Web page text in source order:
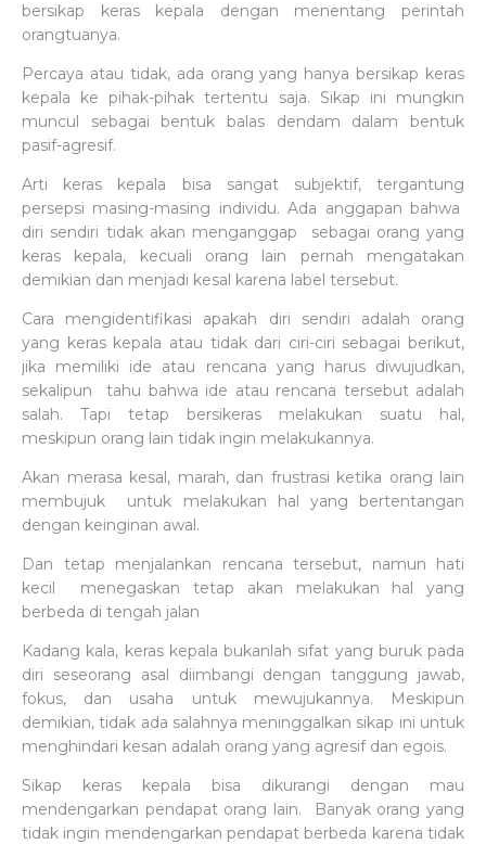
bersikap keras kepala dengan menentang perintah
orangtuanya.
Percaya atau tidak, ada orang yang hanya bersikap keras
kepala ke pihak-pihak tertentu saja. Sikap ini mungkin
muncul sebagai bentuk balas dendam dalam bentuk
pasif-agresif.
Arti keras kepala bisa sangat subjektif, tergantung
persepsi masing-masing individu. Ada anggapan bahwa
diri sendiri tidak akan menganggap sebagai orang yang
keras kepala, kecuali orang lain pernah mengatakan
demikian dan menjadi kesal karena label tersebut.
Cara mengidentifikasi apakah diri sendiri adalah orang
yang keras kepala atau tidak dari ciri-ciri sebagai berikut,
jika memiliki ide atau rencana yang harus diwujudkan,
sekalipun tahu bahwa ide atau rencana tersebut adalah
salah. Tapi tetap bersikeras melakukan suatu hal,
meskipun orang lain tidak ingin melakukannya.
Akan merasa kesal, marah, dan frustrasi ketika orang lain
membujuk untuk melakukan hal yang bertentangan
dengan keinginan awal.
Dan tetap menjalankan rencana tersebut, namun hati
kecil menegaskan tetap akan melakukan hal yang
berbeda di tengah jalan
Kadang kala, keras kepala bukanlah sifat yang buruk pada
diri seseorang asal diimbangi dengan tanggung jawab,
fokus, dan usaha untuk mewujukannya. Meskipun
demikian, tidak ada salahnya meninggalkan sikap ini untuk
menghindari kesan adalah orang yang agresif dan egois.
Sikap keras kepala bisa dikurangi dengan mau
mendengarkan pendapat orang lain. Banyak orang yang
tidak ingin mendengarkan pendapat berbeda karena tidak